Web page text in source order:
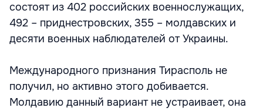
состоят из 402 российских военнослужащих,
492 – приднестровских, 355 – молдавских и
десяти военных наблюдателей от Украины.
Международного признания Тирасполь не
получил, но активно этого добивается.
Молдавию данный вариант не устраивает, она